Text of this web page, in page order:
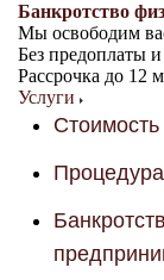
Банкротство
Мы освободим
Без предоплаты
Рассрочка до 12
Услуги